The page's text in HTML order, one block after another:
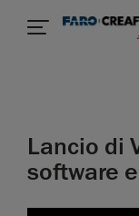
Lancio di
software